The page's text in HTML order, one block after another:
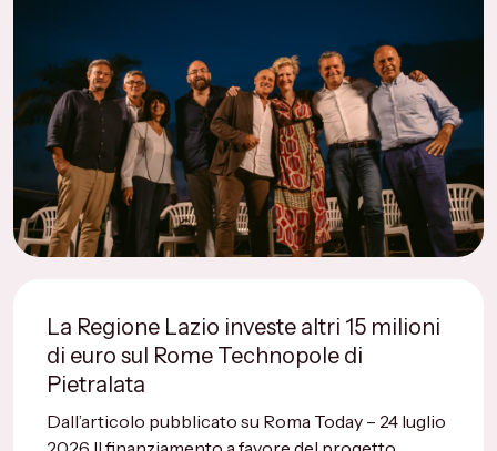
La Regione Lazio investe altri 15 milioni
di euro sul Rome Technopole di
Pietralata
Dall’articolo pubblicato su Roma Today – 24 luglio